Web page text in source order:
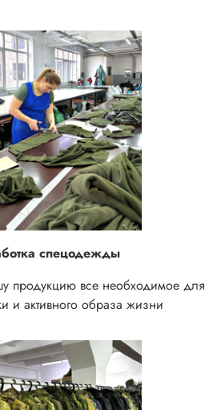
спецодежды
продукцию все необходимое для
и активного образа жизни